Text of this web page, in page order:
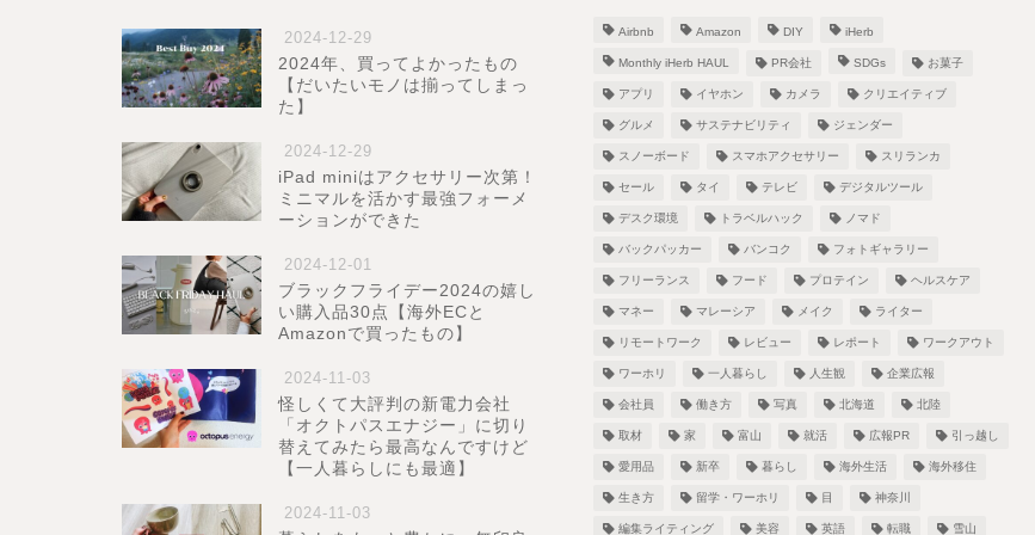
2024-12-29
2024年、買ってよかったもの
【だいたいモノは揃ってしまっ
た】
2024-12-29
iPad miniはアクセサリー次第！
ミニマルを活かす最強フォーメ
ーションができた
2024-12-01
ブラックフライデー2024の嬉し
い購入品30点【海外ECと
Amazonで買ったもの】
2024-11-03
怪しくて大評判の新電力会社
「オクトパスエナジー」に切り
替えてみたら最高なんですけど
【一人暮らしにも最適】
2024-11-03
Airbnb Amazon DIY iHerb
Monthly iHerb HAUL PR会社 SDGs お菓子
アプリ イヤホン カメラ クリエイティブ
グルメ サステナビリティ ジェンダー
スノーボード スマホアクセサリー スリランカ
セール タイ テレビ デジタルツール
デスク環境 トラベルハック ノマド
バックパッカー バンコク フォトギャラリー
フリーランス フード プロテイン ヘルスケア
マネー マレーシア メイク ライター
リモートワーク レビュー レポート ワークアウト
ワーホリ 一人暮らし 人生観 企業広報
会社員 働き方 写真 北海道 北陸
取材 家 富山 就活 広報PR 引っ越し
愛用品 新卒 暮らし 海外生活 海外移住
生き方 留学・ワーホリ 目 神奈川
編集ライティング 美容 英語 転職 雪山